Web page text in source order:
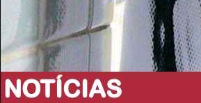
NOTÍCIAS